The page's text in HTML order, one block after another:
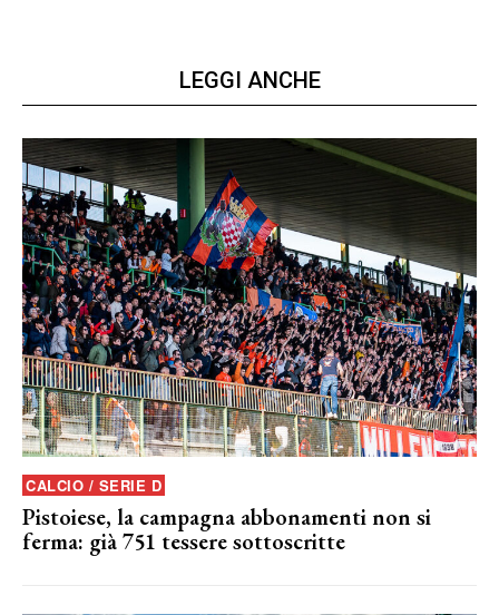
LEGGI ANCHE
CALCIO / SERIE D
Pistoiese, la campagna abbonamenti non si
ferma: già 751 tessere sottoscritte